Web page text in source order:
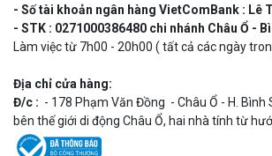
- Số tài khoản ngân hàng VietComBank : Lê
- STK : 0271000386480 chi nhánh Châu Ổ -
Làm việc từ 7h00 - 20h00 ( tất cả các ngày
Địa chỉ cửa hàng:
Đ/c : - 178 Phạm Văn Đồng - Châu Ổ - H. Bình
bên thế giới di động Châu Ổ, hai nhà tính từ